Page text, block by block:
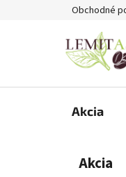
Obchodné
Akcia
Preskočiť
kategórie
Akcia